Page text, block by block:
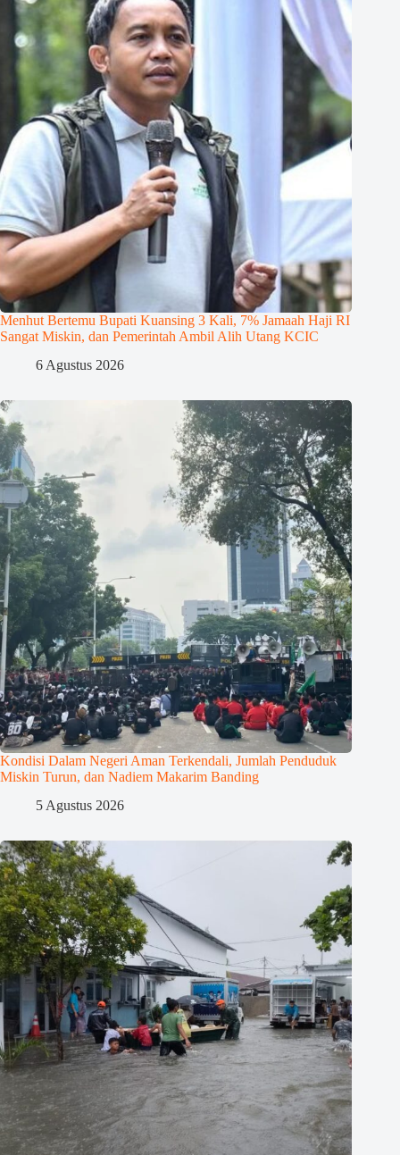
Menhut Bertemu Bupati Kuansing 3 Kali, 7% Jamaah Haji RI
Sangat Miskin, dan Pemerintah Ambil Alih Utang KCIC
6 Agustus 2026
Kondisi Dalam Negeri Aman Terkendali, Jumlah Penduduk
Miskin Turun, dan Nadiem Makarim Banding
5 Agustus 2026